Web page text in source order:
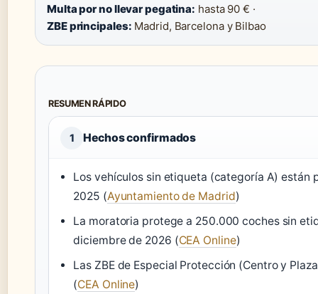
Multa por no llevar pegatina: hasta 90 € ·
ZBE principales: Madrid, Barcelona y Bilbao
RESUMEN RÁPIDO
1 Hechos confirmados
Los vehículos sin etiqueta (categoría A) están
2025 (Ayuntamiento de Madrid)
La moratoria protege a 250.000 coches sin
diciembre de 2026 (CEA Online)
Las ZBE de Especial Protección (Centro y
(CEA Online)